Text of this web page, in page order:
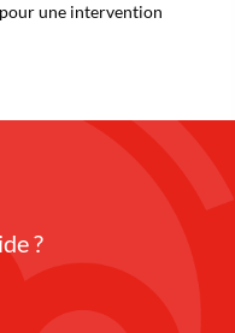
une intervention
?